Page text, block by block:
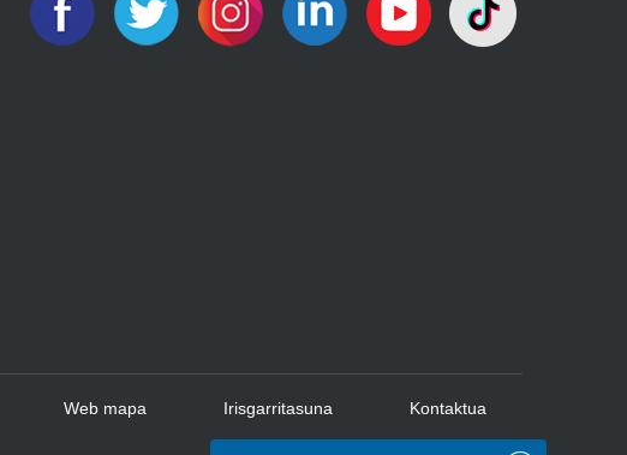
Web mapa Irisgarritasuna Kontaktua